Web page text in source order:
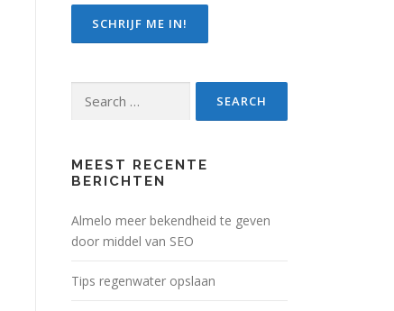
MEEST RECENTE
BERICHTEN
Almelo meer bekendheid te geven
door middel van SEO
Tips regenwater opslaan